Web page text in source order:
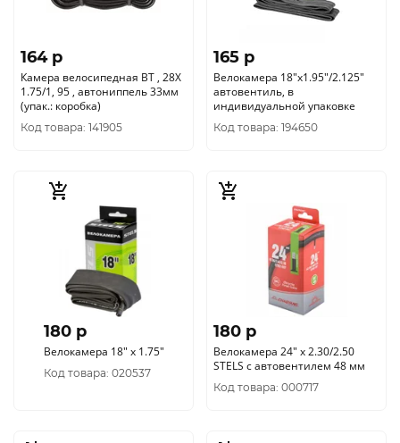
164 p
Камера велосипедная BT , 28Х
1.75/1, 95 , автониппель 33мм
(упак.: коробка)
Код товара: 141905
165 p
Велокамера 18"x1.95"/2.125"
автовентиль, в
индивидуальной упаковке
Код товара: 194650
180 p
Велокамера 18" x 1.75"
Код товара: 020537
180 p
Велокамера 24" x 2.30/2.50
STELS с автовентилем 48 мм
Код товара: 000717